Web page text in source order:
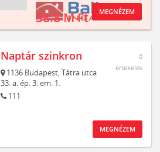
38.8 M Ft MEGNÉZEM
Naptár szinkron
1136 Budapest,Tátra utca
33. a. ép. 3. em. 1.
111
0
értékelés
MEGNÉZEM